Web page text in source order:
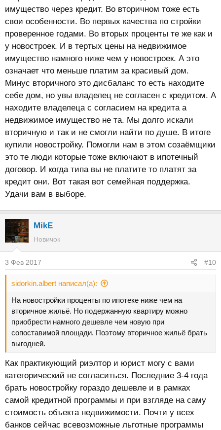
имущество через кредит. Во вторичном тоже есть
свои особенности. Во первых качества по стройки
проверенное годами. Во вторых проценты те же как и
у новостроек. И в тертых цены на недвижимое
имущество намного ниже чем у новостроек. А это
означает что меньше платим за красивый дом.
Минус вторичного это дисбаланс то есть находите
себе дом, но увы владелец не согласен с кредитом. А
находите владелеца с согласием на кредита а
недвижимое имущество не та. Мы долго искали
вторичную и так и не смогли найти по душе. В итоге
купили новостройку. Помогли нам в этом созаёмщики
это те люди которые тоже включают в ипотечный
договор. И когда типа вы не платите то платят за
кредит они. Вот такая вот семейная поддержка.
Удачи вам в выборе.
MikE
Новичок
3 Фев 2017 #10
sidorkin.albert написал(а):
На новостройки проценты по ипотеке ниже чем на
вторичное жильё. Но подержанную квартиру можно
приобрести намного дешевле чем новую при
сопоставимой площади. Поэтому вторичное жильё брать
выгодней.
Как практикующий риэлтор и юрист могу с вами
категорический не согласиться. Последние 3-4 года
брать новостройку гораздо дешевле и в рамках
самой кредитной программы и при взгляде на саму
стоимость объекта недвижимости. Почти у всех
банков сейчас всевозможные льготные программы